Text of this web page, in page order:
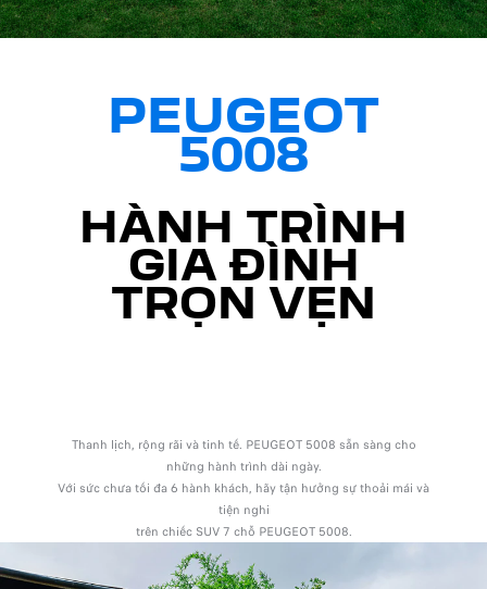
PEUGEOT
5008
HÀNH TRÌNH
GIA ĐÌNH
TRỌN VẸN
Thanh lịch, rộng rãi và tinh tế. PEUGEOT 5008 sẵn sàng cho
những hành trình dài ngày.
Với sức chưa tối đa 6 hành khách, hãy tận hưởng sự thoải mái và
tiện nghi
trên chiếc SUV 7 chỗ PEUGEOT 5008.